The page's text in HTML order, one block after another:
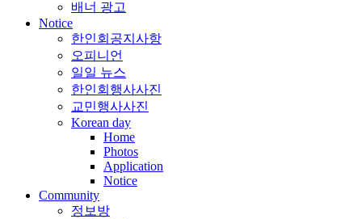
배너 광고
Notice
한인회공지사항
오피니언
일일 뉴스
한인회행사사진
교민행사사진
Korean day
Home
Photos
Application
Notice
Community
정보방